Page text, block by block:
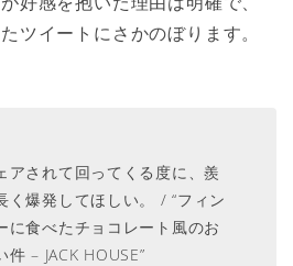
ツイートにさかのぼります。
アされて回ってくる度に、羨
く爆発してほしい。 / “フィン
に食べたチョコレート風のお
– JACK HOUSE”